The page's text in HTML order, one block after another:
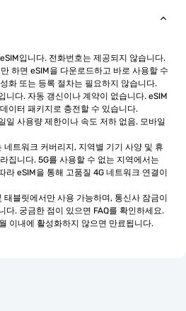
입니다. 전화번호는 제공되지 않습니다.
하면 eSIM을 다운로드하고 바로 사용할 수
화 또는 등록 절차는 필요하지 않습니다.
니다. 자동 갱신이나 계약이 없습니다. eSIM
이터 패키지로 충전할 수 있습니다.
일 사용량 제한이나 속도 저하 없음. 모바일
네트워크 커버리지, 지역별 기기 사양 및 휴
집니다. 5G를 사용할 수 없는 지역에서는
라 eSIM을 통해 고품질 4G 네트워크 연결이
태블릿에서만 사용 가능하며, 통신사 잠금이
다. 궁금한 점이 있으면 FAQ를 확인하세요.
이내에 활성화하지 않으면 만료됩니다.